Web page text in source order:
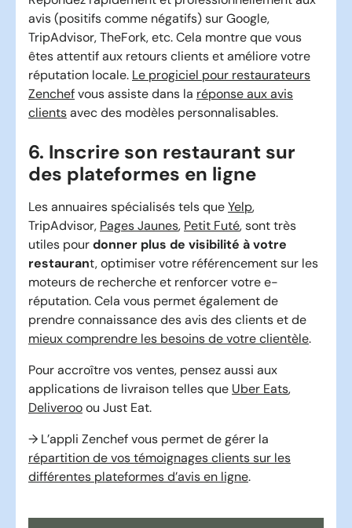
avis (positifs comme négatifs) sur Google,
TripAdvisor, TheFork, etc. Cela montre que vous
êtes attentif aux retours clients et améliore votre
réputation locale. Le progiciel pour restaurateurs
Zenchefvous assiste dans la réponse aux avis
clientsavec des modèles personnalisables.
6. Inscrire son restaurant sur
des plateformes en ligne
Les annuaires spécialisés tels queYelp,
TripAdvisor, Pages Jaunes, Petit Futé, sont très
utiles pourdonner plus de visibilité à votre
restaurant, optimiser votre référencement sur les
moteurs de recherche et renforcer votre e-
réputation. Cela vous permet également de
prendre connaissance des avis des clients et de
mieux comprendre les besoins de votre clientèle.
Pour accroître vos ventes, pensez aussi aux
applications de livraison telles que Uber Eats,
Deliverooou Just Eat.
→ L’appli Zenchef vous permet de gérer la
répartition de vos témoignages clients sur les
différentes plateformes d’avis en ligne.